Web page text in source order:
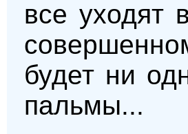
все уходят
будет ни
пальмы...